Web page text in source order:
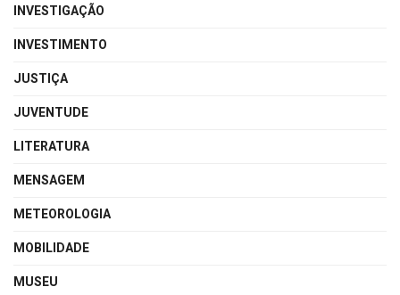
INVESTIGAÇÃO
INVESTIMENTO
JUSTIÇA
JUVENTUDE
LITERATURA
MENSAGEM
METEOROLOGIA
MOBILIDADE
MUSEU